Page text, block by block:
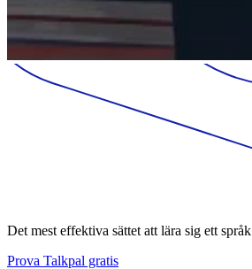
Det mest effektiva sättet att lära sig ett språk
Prova Talkpal gratis